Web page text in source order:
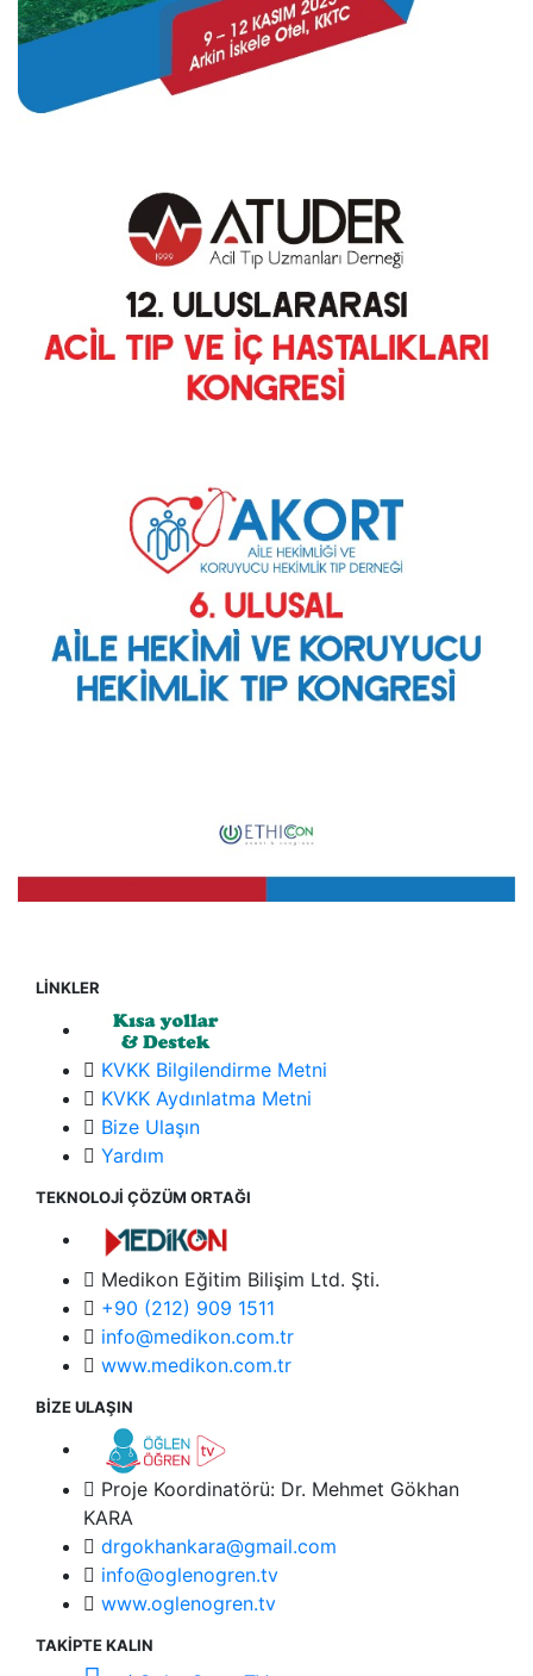
LİNKLER
KVKK Bilgilendirme Metni
KVKK Aydınlatma Metni
Bize Ulaşın
Yardım
TEKNOLOJİ ÇÖZÜM ORTAĞI
Medikon Eğitim Bilişim Ltd. Şti.
+90 (212) 909 1511
info@medikon.com.tr
www.medikon.com.tr
BİZE ULAŞIN
Proje Koordinatörü: Dr. Mehmet Gökhan
KARA
drgokhankara@gmail.com
info@oglenogren.tv
www.oglenogren.tv
TAKİPTE KALIN